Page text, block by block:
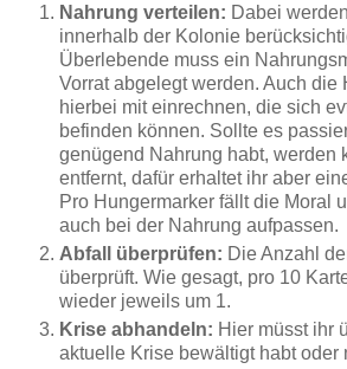
Nahrung verteilen: Dabei
innerhalb der Kolonie
Überlebende muss ein
Vorrat abgelegt werden. Auch die
hierbei mit einrechnen, die sich
befinden können. Sollte es
genügend Nahrung habt, werden
entfernt, dafür erhaltet ihr aber
Pro Hungermarker fällt die Moral
auch bei der Nahrung aufpassen.
Abfall überprüfen: Die Anzahl
überprüft. Wie gesagt, pro 10
wieder jeweils um 1.
Krise abhandeln: Hier müsst ihr
aktuelle Krise bewältigt habt oder